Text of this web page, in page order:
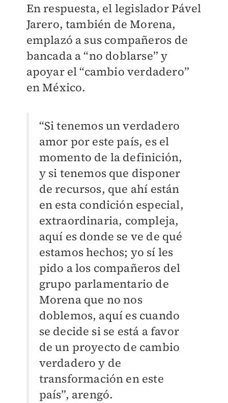
En respuesta, el legislador Pável
Jarero, también de Morena,
emplazó a sus compañeros de
bancada a “no doblarse” y
apoyar el “cambio verdadero”
en México.
“Si tenemos un verdadero
amor por este país, es el
momento de la definición,
y si tenemos que disponer
de recursos, que ahí están
en esta condición especial,
extraordinaria, compleja,
aquí es donde se ve de qué
estamos hechos; yo sí les
pido a los compañeros del
grupo parlamentario de
Morena que no nos
doblemos, aquí es cuando
se decide si se está a favor
de un proyecto de cambio
verdadero y de
transformación en este
país”, arengó.